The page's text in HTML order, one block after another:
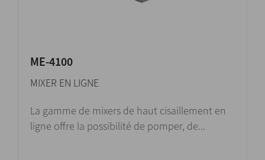
ME-4100
MIXER EN LIGNE
La gamme de mixers de haut cisaillement en
ligne offre la possibilité de pomper, de...